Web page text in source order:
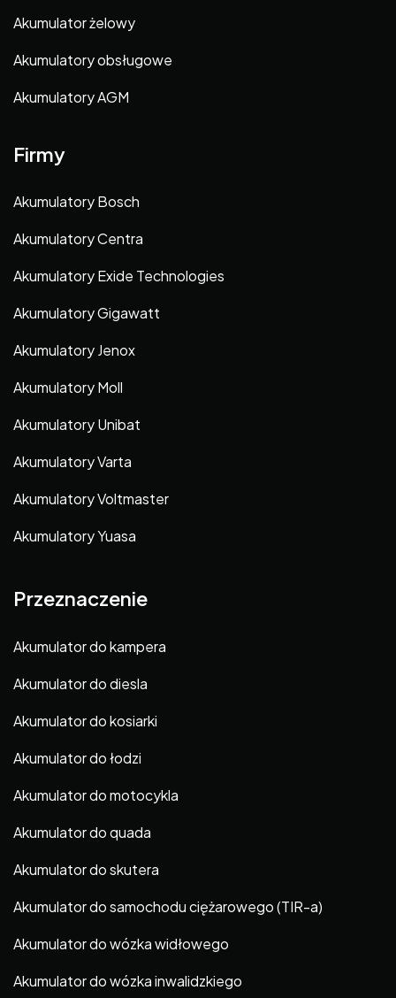
Akumulator żelowy
Akumulatory obsługowe
Akumulatory AGM
Firmy
Akumulatory Bosch
Akumulatory Centra
Akumulatory Exide Technologies
Akumulatory Gigawatt
Akumulatory Jenox
Akumulatory Moll
Akumulatory Unibat
Akumulatory Varta
Akumulatory Voltmaster
Akumulatory Yuasa
Przeznaczenie
Akumulator do kampera
Akumulator do diesla
Akumulator do kosiarki
Akumulator do łodzi
Akumulator do motocykla
Akumulator do quada
Akumulator do skutera
Akumulator do samochodu ciężarowego (TIR-a)
Akumulator do wózka widłowego
Akumulator do wózka inwalidzkiego